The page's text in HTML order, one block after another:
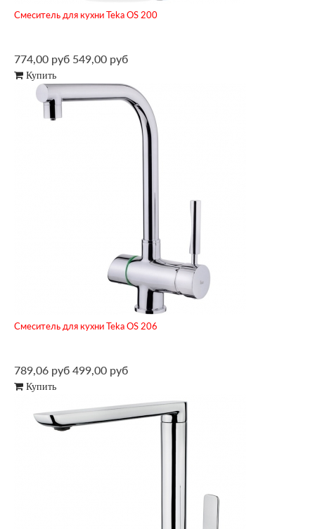
Смеситель для кухни Teka OS 200
774,00 руб 549,00 руб
Купить
Смеситель для кухни Teka OS 206
789,06 руб 499,00 руб
Купить